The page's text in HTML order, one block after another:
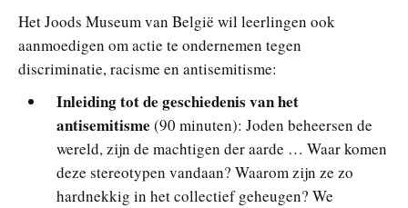
Het Joods Museum van België wil leerlingen ook
aanmoedigen om actie te ondernemen tegen
discriminatie, racisme en antisemitisme:
Inleiding tot de geschiedenis van het
antisemitisme (90 minuten): Joden beheersen de
wereld, zijn de machtigen der aarde … Waar komen
deze stereotypen vandaan? Waarom zijn ze zo
hardnekkig in het collectief geheugen? We